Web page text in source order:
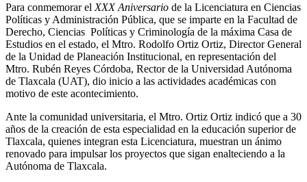
Para conmemorar el XXX Aniversario de la Licenciatura en Ciencias
Políticas y Administración Pública, que se imparte en la Facultad de
Derecho, Ciencias Políticas y Criminología de la máxima Casa de
Estudios en el estado, el Mtro. Rodolfo Ortiz Ortiz, Director General
de la Unidad de Planeación Institucional, en representación del
Mtro. Rubén Reyes Córdoba, Rector de la Universidad Autónoma
de Tlaxcala (UAT), dio inicio a las actividades académicas con
motivo de este acontecimiento.
Ante la comunidad universitaria, el Mtro. Ortiz Ortiz indicó que a 30
años de la creación de esta especialidad en la educación superior de
Tlaxcala, quienes integran esta Licenciatura, muestran un ánimo
renovado para impulsar los proyectos que sigan enalteciendo a la
Autónoma de Tlaxcala.